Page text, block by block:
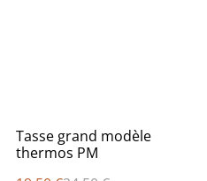
%
Tasse grand modèle
thermos PM